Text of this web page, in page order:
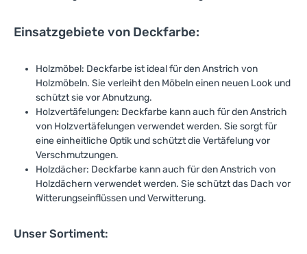
Einsatzgebiete von Deckfarbe:
Holzmöbel: Deckfarbe ist ideal für den Anstrich von
Holzmöbeln. Sie verleiht den Möbeln einen neuen Look und
schützt sie vor Abnutzung.
Holzvertäfelungen: Deckfarbe kann auch für den Anstrich
von Holzvertäfelungen verwendet werden. Sie sorgt für
eine einheitliche Optik und schützt die Vertäfelung vor
Verschmutzungen.
Holzdächer: Deckfarbe kann auch für den Anstrich von
Holzdächern verwendet werden. Sie schützt das Dach vor
Witterungseinflüssen und Verwitterung.
Unser Sortiment: